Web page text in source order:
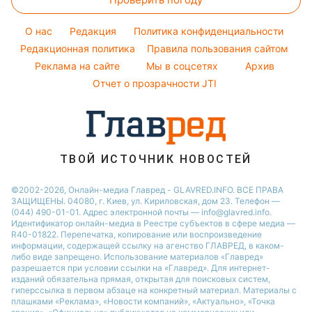
Новости Житомира
Новости Ровно
Новости Одессы
Новости Запорожья
Все о шоу-бизнесе
Модные ошибки
Новости моды
Советы от Андре Тана
Все о сале
Уборка
Авто
O нас Редакция
Политика конфиденциальности
Редакционная политика
Правила пользования сайтом
Реклама на сайте
Мы в соцсетях
Архив
Отчет о прозрачности JTI
ТВОЙ ИСТОЧНИК НОВОСТЕЙ
©2002-2026, Онлайн-медиа Главред - GLAVRED.INFO. ВСЕ ПРАВА
ЗАЩИЩЕНЫ. 04080, г. Киев, ул. Кириловская, дом 23. Телефон —
(044) 490-01-01. Адрес электронной почты — info@glavred.info.
Идентификатор онлайн-медиа в Реестре cубъектов в сфере медиа —
R40-01822. Перепечатка, копирование или воспроизведение
информации, содержащей ссылку на агенство ГЛАВРЕД, в каком-
либо виде запрещено. Использование материалов «Главред»
разрешается при условии ссылки на «Главред». Для интернет-
изданий обязательна прямая, открытая для поисковых систем,
гиперссылка в первом абзаце на конкретный материал. Материалы с
плашками «Реклама», «Новости компаний», «Актуально», «Точка